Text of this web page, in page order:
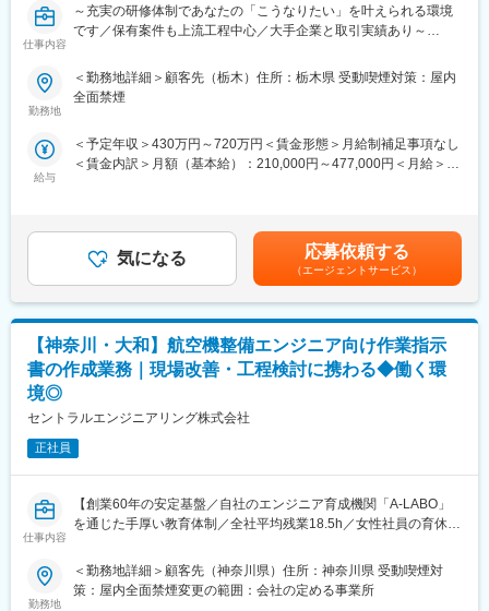
・現在のスキルを伸ばしたい方・新しいスキルを身につけたい
方、エンジニアから管理職を目指す方、様々な方が活躍できるフ
変更の範囲：会社の定める業務
仕事内容
～充実の研修体制であなたの「こうなりたい」を叶えられる環境
です／保有案件も上流工程中心／大手企業と取引実績あり～
■業務内容：
CATIAを使用した部品設計及び資料作成をお任せいたします。
自動車・二輪自動車
■当社の魅力：
◎評価制度：
常駐先の企業様から評価を貰う制度のため、ご自身の現場での頑
張りが直接評価され、評価に応じての昇給制度も整えておりま
す。30代で年収1,000万も目指せる環境です
◎研修制度：
回以上開催。技術・スキルの継承が行われています。
時代に即した技術を身に着けることが出来、幅広い業界に対応で
きるスキルの習得が可能です。
◎エンジニアとしてのキャリアアップ：
当社の保有案件とエンジニア社員の職歴・スキル・研修情報をベ
おります。エンジニア社員は最低月1回当システムに自身のスキル
情報を更新することで、このシステムを元に、営業・技術マネー
ジャーを交えて、その方にマッチングする仕事を決定するため、
勤務地
＜勤務地詳細＞顧客先（栃木）住所：栃木県 受動喫煙対策：屋内
全面禁煙
給与
＜予定年収＞430万円～720万円＜賃金形態＞月給制補足事項なし
＜賃金内訳＞月額（基本給）：210,000円～477,000円＜月給＞
性があります。月給(月額)は固定手当を含めた表記です。
気になる 応募依頼する
（エージェントサービス）
【神奈川・大和】航空機整備エンジニア向け作業指示
書の作成業務｜現場改善・工程検討に携わる◆働く環
境◎
セントラルエンジニアリング株式会社
正社員
仕事内容
【創業60年の安定基盤／自社のエンジニア育成機関「A-LABO」
を通じた手厚い教育体制／全社平均残業18.5h／女性社員の育休取
■業務内容：
勤務地
＜勤務地詳細＞顧客先（神奈川県）住所：神奈川県 受動喫煙対
策：屋内全面禁煙変更の範囲：会社の定める事業所